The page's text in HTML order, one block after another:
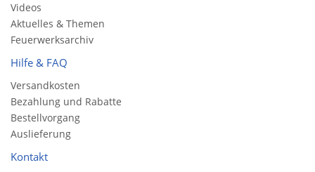
Videos
Aktuelles & Themen
Feuerwerksarchiv
Hilfe & FAQ
Versandkosten
Bezahlung und Rabatte
Bestellvorgang
Auslieferung
Kontakt